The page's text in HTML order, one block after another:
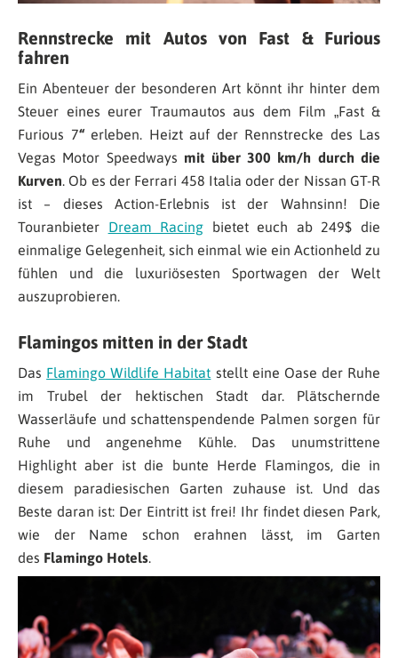
Rennstrecke mit Autos von Fast & Furious
fahren
Ein Abenteuer der besonderen Art könnt ihr hinter dem
Steuer eines eurer Traumautos aus dem Film „Fast &
Furious 7“erleben. Heizt auf der Rennstrecke des Las
Vegas Motor Speedwaysmit über 300 km/h durch die
Kurven. Ob es der Ferrari 458 Italia oder der Nissan GT-R
ist – dieses Action-Erlebnis ist der Wahnsinn! Die
Touranbieter Dream Racing bietet euch ab 249$ die
einmalige Gelegenheit, sich einmal wie ein Actionheld zu
fühlen und die luxuriösesten Sportwagen der Welt
auszuprobieren.
Flamingos mitten in der Stadt
Das Flamingo Wildlife Habitat stellt eine Oase der Ruhe
im Trubel der hektischen Stadt dar. Plätschernde
Wasserläufe und schattenspendende Palmen sorgen für
Ruhe und angenehme Kühle. Das unumstrittene
Highlight aber ist die bunte Herde Flamingos, die in
diesem paradiesischen Garten zuhause ist. Und das
Beste daran ist: Der Eintritt ist frei! Ihr findet diesen Park,
wie der Name schon erahnen lässt, im Garten
des Flamingo Hotels.